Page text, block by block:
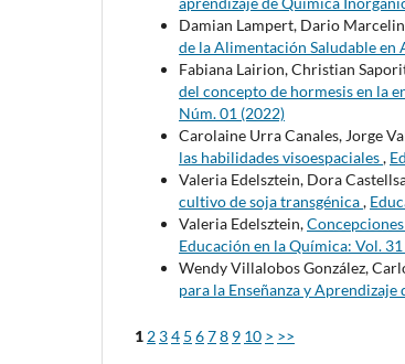
Damian Lampert, Dario
de la Alimentación Saludable en
Fabiana Lairion, Christian
del concepto de hormesis en la
Núm. 01 (2022)
Carolaine Urra Canales, Jorge
las habilidades visoespaciales,
Valeria Edelsztein, Dora
cultivo de soja transgénica,
Valeria Edelsztein,
Educación en la Química: Vol.
Wendy Villalobos González,
para la Enseñanza y
1 2 34 5 678 9 10 > >>